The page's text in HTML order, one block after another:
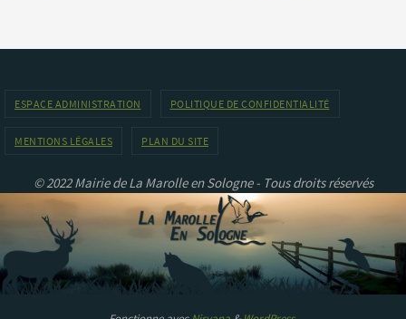
ESPACE ADMINISTRATION POLITIQUE DE CONFIDENTIALITÉ
MENTIONS LÉGALES PLAN DU SITE
© 2022 Mairie de La Marolle en Sologne - Tous droits réservés